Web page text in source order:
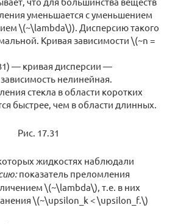
уменьшается с уменьшением
\(~\lambda\)). Дисперсию такого
Кривая зависимости \(~n =
— кривая дисперсии —
нелинейная.
стекла в области коротких
быстрее, чем в области длинных.
Рис. 17.31
жидкостях наблюдали
показатель преломления
\(~\lambda\), т.е. в них
\(~\upsilon_k < \upsilon_f.\)